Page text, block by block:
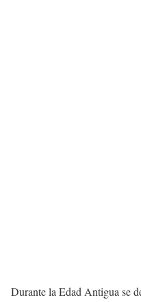
Durante la Edad Antigua se